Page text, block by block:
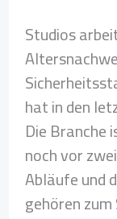
Studios
hat in den
Die
noch vor
Abläufe und
gehören